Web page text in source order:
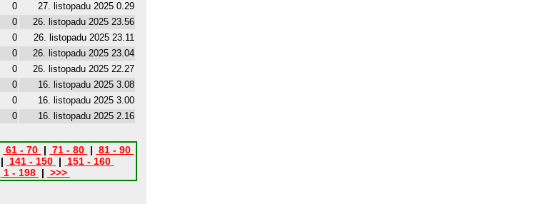
0 27. listopadu 2025 0.29
0 26. listopadu 2025 23.56
0 26. listopadu 2025 23.11
0 26. listopadu 2025 23.04
0 26. listopadu 2025 22.27
0 16. listopadu 2025 3.08
0 16. listopadu 2025 3.00
0 16. listopadu 2025 2.16
61 - 70 | 71 - 80 | 81 - 90
| 141 - 150 | 151 - 160
1 - 198 | >>>